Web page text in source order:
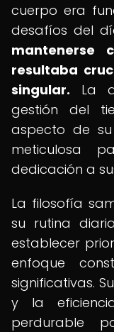
cuerpo era
desafíos del
mantenerse
resultaba
singular. La
gestión del
aspecto de
meticulosa
dedicación a
La filosofía
su rutina
establecer
enfoque
significativas.
y la
perdurable